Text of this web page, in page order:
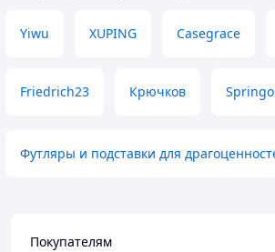
Yiwu XUPING Casegrace
Friedrich23 Крючков
Футляры и подставки для
Покупателям